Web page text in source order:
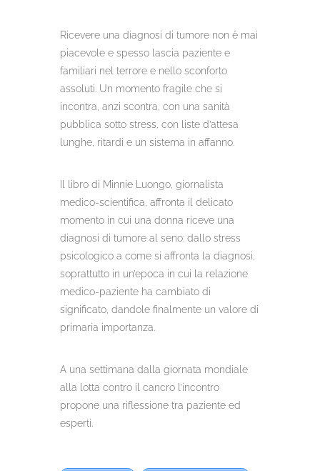
Ricevere una diagnosi di tumore non è mai
piacevole e spesso lascia paziente e
familiari nel terrore e nello sconforto
assoluti. Un momento fragile che si
incontra, anzi scontra, con una sanità
pubblica sotto stress, con liste d’attesa
lunghe, ritardi e un sistema in affanno.
Il libro di Minnie Luongo, giornalista
medico-scientifica, affronta il delicato
momento in cui una donna riceve una
diagnosi di tumore al seno: dallo stress
psicologico a come si affronta la diagnosi,
soprattutto in un’epoca in cui la relazione
medico-paziente ha cambiato di
significato, dandole finalmente un valore di
primaria importanza.
A una settimana dalla giornata mondiale
alla lotta contro il cancro l’incontro
propone una riflessione tra paziente ed
esperti.